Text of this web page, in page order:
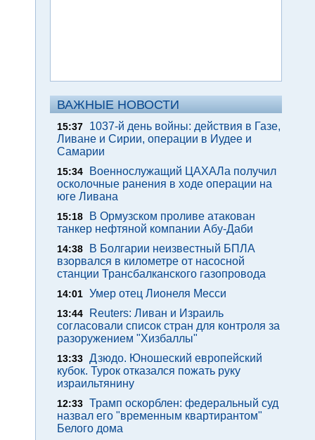
ВАЖНЫЕ НОВОСТИ
15:37
1037-й день войны: действия в Газе,
Ливане и Сирии, операции в Иудее и
Самарии
15:34
Военнослужащий ЦАХАЛа получил
осколочные ранения в ходе операции на
юге Ливана
15:18
В Ормузском проливе атакован
танкер нефтяной компании Абу-Даби
14:38
В Болгарии неизвестный БПЛА
взорвался в километре от насосной
станции Трансбалканского газопровода
14:01 Умер отец Лионеля Месси
13:44
Reuters: Ливан и Израиль
согласовали список стран для контроля за
разоружением "Хизбаллы"
13:33 Дзюдо. Юношеский европейский
кубок. Турок отказался пожать руку
израильтянину
12:33 Трамп оскорблен: федеральный суд
назвал его "временным квартирантом"
Белого дома